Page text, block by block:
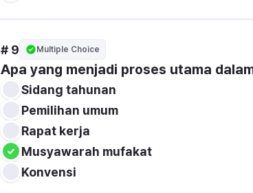
# 9 Multiple Choice
Apa yang menjadi proses utama
Sidang tahunan
Pemilihan umum
Rapat kerja
Musyawarah mufakat
Konvensi